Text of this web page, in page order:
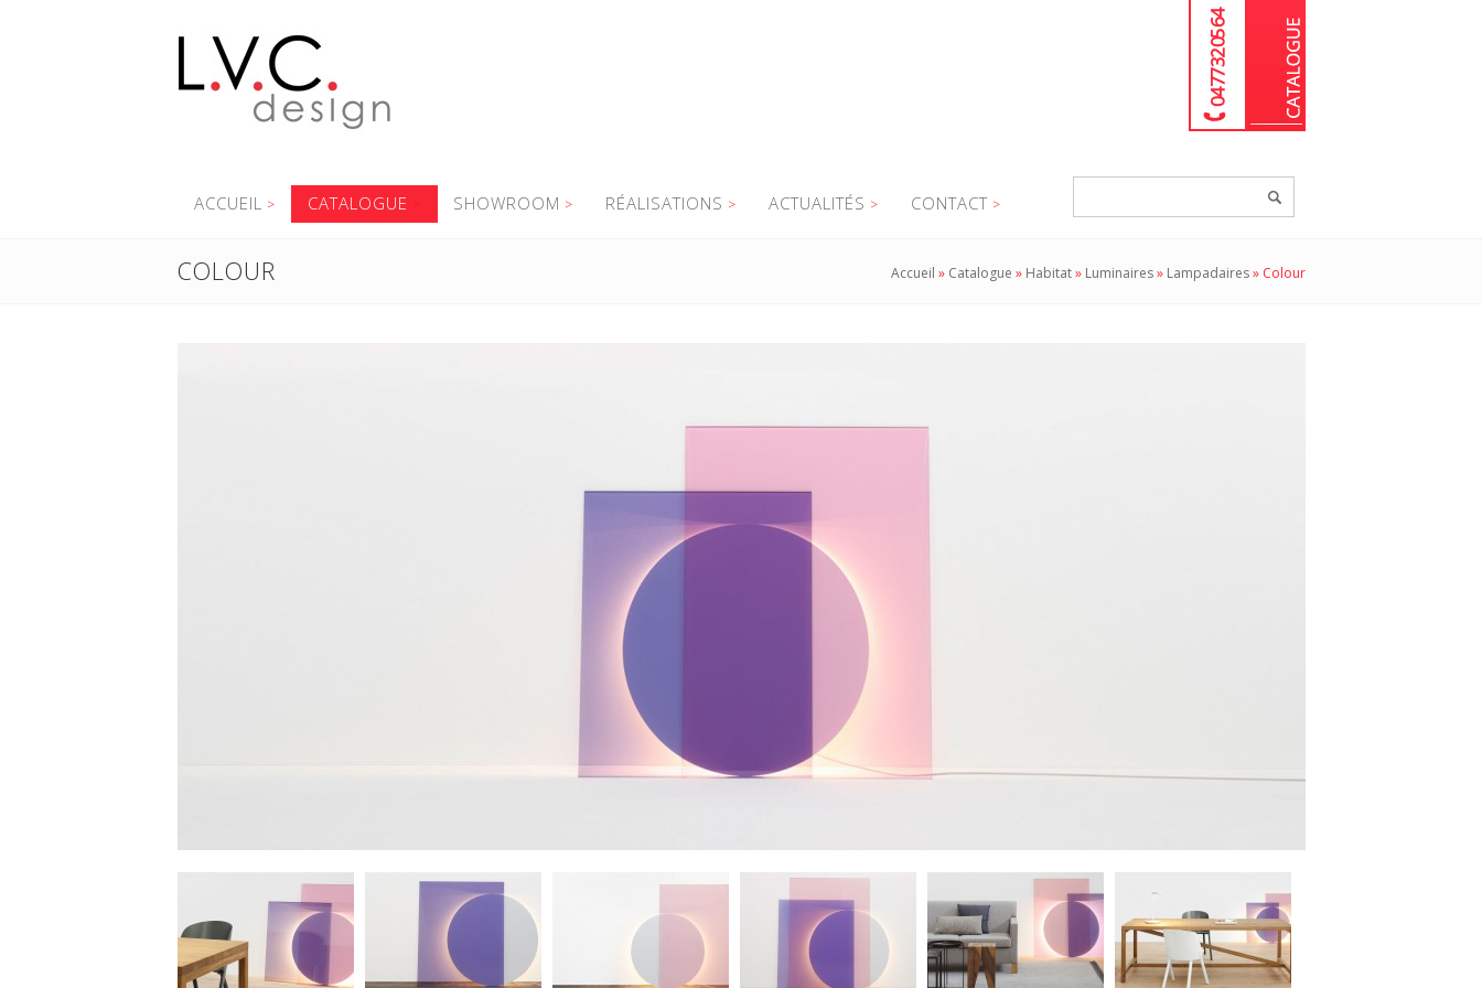
04 77 32 05 64
ACCUEIL CATALOGUE SHOWROOM RÉALISATIONS ACTUALITÉS CONTACT
COLOUR Accueil » Catalogue » Habitat» Luminaires» Lampadaires» Colour